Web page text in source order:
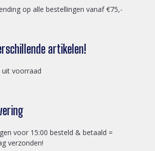
op alle bestellingen vanaf €75,-
artikelen!
uit voorraad
voor 15:00 besteld & betaald =
verzonden!